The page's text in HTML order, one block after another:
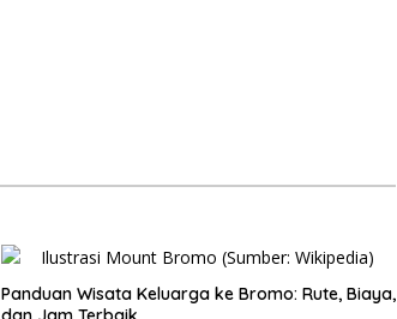
Panduan Wisata Keluarga ke Bromo: Rute, Biaya,